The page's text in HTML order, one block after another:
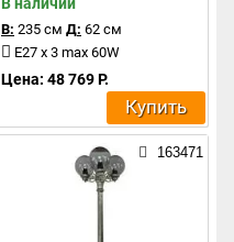
В: 235 см Д: 62 см
E27 x 3 max 60W
Цена: 48 769 Р.
Купить
163471